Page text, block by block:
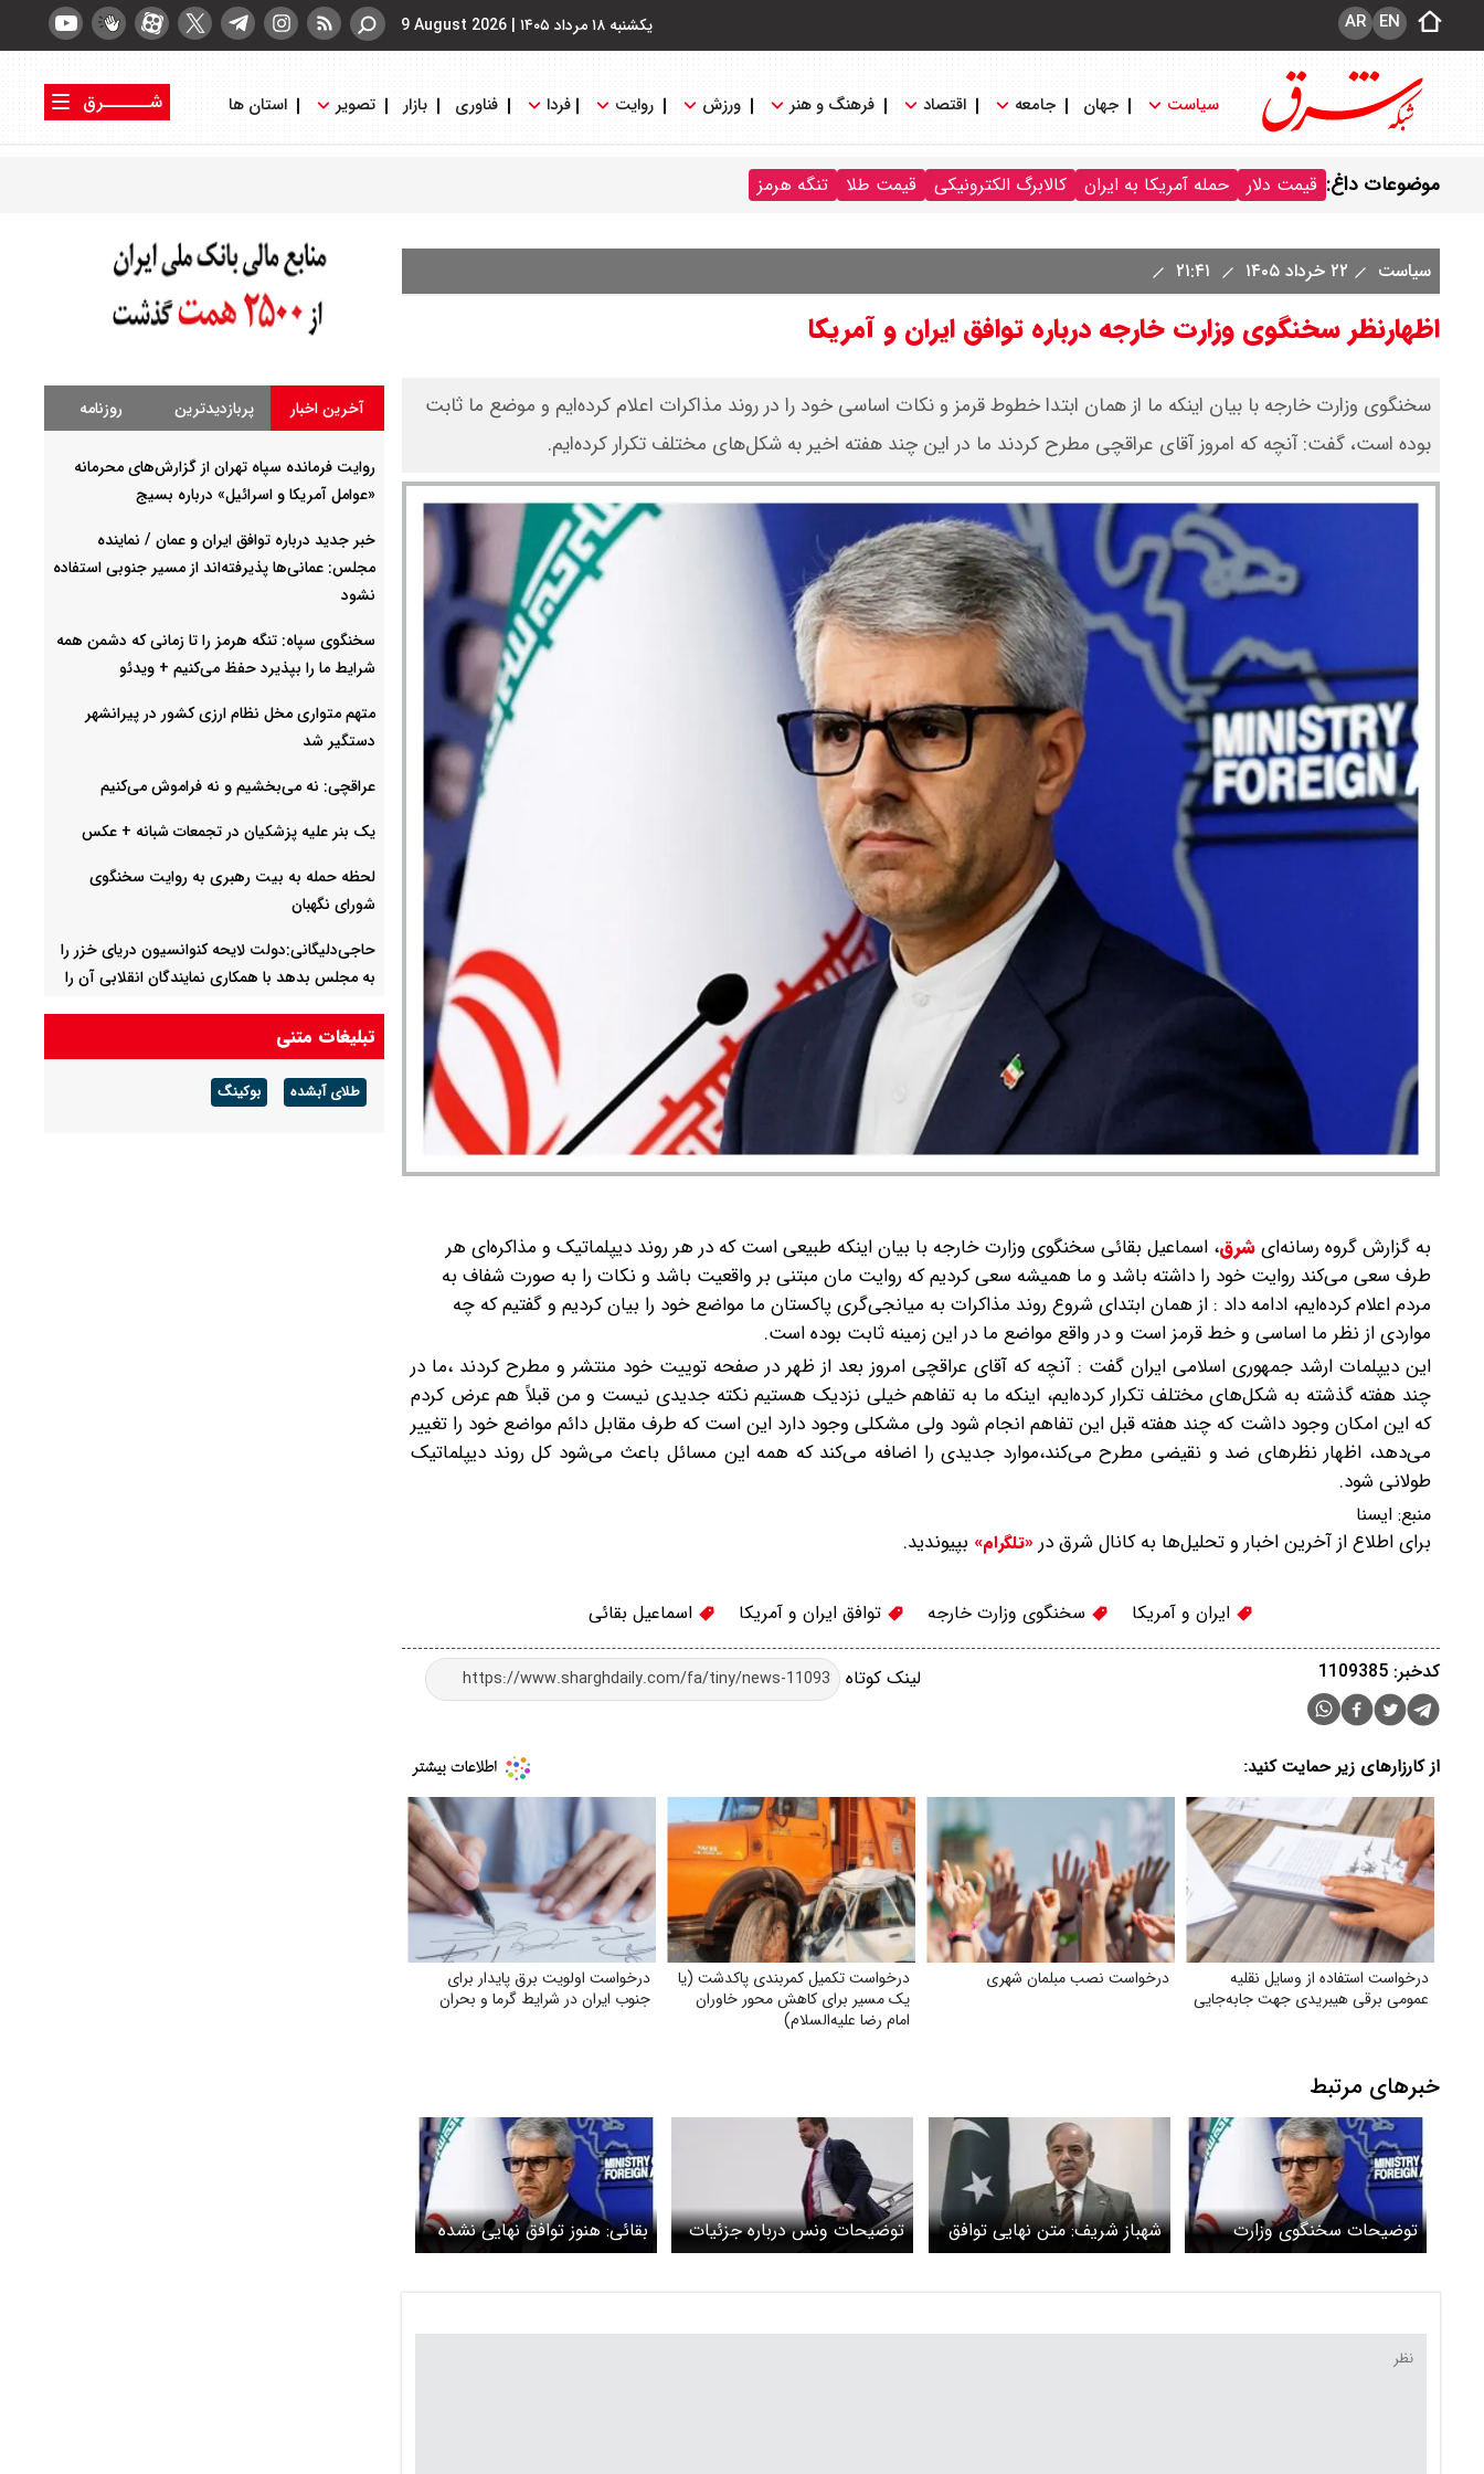
یکشنبه ۱۸ مرداد ۱۴۰۵ |
9 August 2026 EN
AR
سیاست جهان جامعه اقتصاد فرهنگ و هنر ورزش روایت فردا فناوری بازار تصویر استان ها
شــــــرق
موضوعات داغ: قیمت دلار حمله آمریکا به ایران کالابرگ الکترونیکی قیمت طلا تنگه هرمز
سیاست ۲۲ خرداد ۱۴۰۵
اظهارنظر سخنگوی وزارت خارجه درباره توافق ایران و آمریکا
سخنگوی وزارت خارجه با بیان اینکه ما از همان ابتدا خطوط قرمز و نکات اساسی خود را در روند مذاکرات اعلام کرده‌ایم و موضع ما ثابت
بوده است، گفت: آنچه که امروز آقای عراقچی مطرح کردند ما در این چند هفته اخیر به شکل‌های مختلف تکرار کرده‌ایم.
به گزارش گروه رسانه‌ایشرق، اسماعیل بقائی سخنگوی وزارت خارجه با بیان اینکه طبیعی است که در هر روند دیپلماتیک و مذاکره‌ای هر
طرف سعی می‌کند روایت خود را داشته باشد و ما همیشه سعی کردیم که روایت مان مبتنی بر واقعیت باشد و نکات را به صورت شفاف به
مردم اعلام کرده‌ایم، ادامه داد : از همان ابتدای شروع روند مذاکرات به میانجی‌گری پاکستان ما مواضع خود را بیان کردیم و گفتیم که چه
مواردی از نظر ما اساسی و خط قرمز است و در واقع مواضع ما در این زمینه ثابت بوده است.
این دیپلمات ارشد جمهوری اسلامی ایران گفت : آنچه که آقای عراقچی امروز بعد از ظهر در صفحه توییت خود منتشر و مطرح کردند ،ما در
چند هفته گذشته به شکل‌های مختلف تکرار کرده‌ایم، اینکه ما به تفاهم خیلی نزدیک هستیم نکته جدیدی نیست و من قبلاً هم عرض کردم
که این امکان وجود داشت که چند هفته قبل این تفاهم انجام شود ولی مشکلی وجود دارد این است که طرف مقابل دائم مواضع خود را تغییر
می‌دهد، اظهار نظرهای ضد و نقیضی مطرح می‌کند،موارد جدیدی را اضافه می‌کند که همه این مسائل باعث می‌شود کل روند دیپلماتیک
طولانی شود.
منبع: ايسنا
برای اطلاع از آخرین اخبار و تحلیل‌ها به کانال شرق در «تلگرام» بپیوندید.
ایران و آمریکا سخنگوی وزارت خارجه توافق ایران و آمریکا اسماعیل بقائی
لینک کوتاه کدخبر: 1109385
از کارزارهای زیر حمایت کنید:
درخواست استفاده از وسایل نقلیه
عمومی برقی هیبریدی جهت جابه‌جایی
درخواست نصب مبلمان شهری
درخواست تکمیل کمربندی پاکدشت (یا
یک مسیر برای کاهش محور خاوران
امام رضا علیه‌السلام)
درخواست اولویت برق پایدار برای
جنوب ایران در شرایط گرما و بحران
خبرهای مرتبط
توضیحات سخنگوی وزارت
خارجه درباره مذاکرات ایران و
شهباز شریف: متن نهایی توافق
ایران و آمریکا تهیه شد
توضیحات ونس درباره جزئیات
توافق ایران و آمریکا
بقائی: هنوز توافق نهایی نشده
است
آخرین اخبار پربازدیدترین روزنامه
روایت فرمانده سپاه تهران از گزارش‌های محرمانه
«عوامل آمریکا و اسرائیل» درباره بسیج
خبر جدید درباره توافق ایران و عمان / نماینده
مجلس: عمانی‌ها پذیرفته‌اند از مسیر جنوبی استفاده
نشود
سخنگوی سپاه: تنگه هرمز را تا زمانی که دشمن همه
شرایط ما را بپذیرد حفظ می‌کنیم + ویدئو
متهم متواری مخل نظام ارزی کشور در پیرانشهر
دستگیر شد
عراقچی: نه می‌بخشیم و نه فراموش می‌کنیم
یک بنر علیه پزشکیان در تجمعات شبانه +‌ عکس
لحظه حمله به بیت رهبری به روایت سخنگوی
شورای نگهبان
حاجی‌دلیگانی:دولت لایحه کنوانسیون دریای خزر را
به مجلس بدهد با همکاری نمایندگان انقلابی آن را
کیهان دستور حمله صادر کرد!
قاب عکس دختر سیدحسن خمینی در کتابخانه
تبلیغات متنی
طلای آبشده بوکینگ